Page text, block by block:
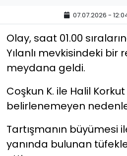
07.07.2026 -
Olay, saat 01.00
Yılanlı mevkisindeki bir
meydana geldi.
Coşkun K. ile Halil
belirlenemeyen
Tartışmanın büyümesi
yanında bulunan
TEKNOLOJİ
Yaşam
YEREL POLİTİKA
YEREL YÖNETİMLER
Yurt